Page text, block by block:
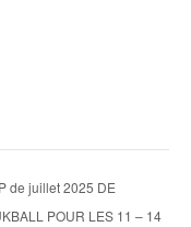
de juillet 2025 DE
POUR LES 11 – 14